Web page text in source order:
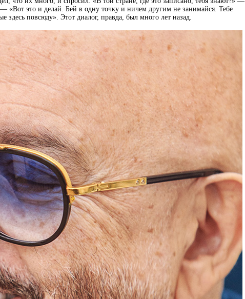
это и делай. Бей в одну точку и ничем другим не занимайся. Тебе
здесь повсюду». Этот диалог, правда, был много лет назад.